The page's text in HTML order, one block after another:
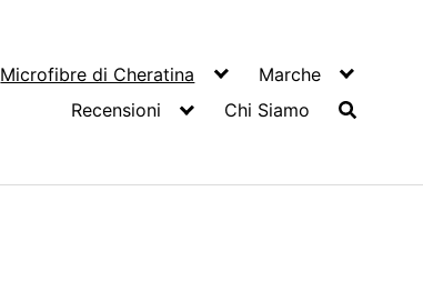
Microfibre di Cheratina
Marche
Recensioni
Chi Siamo